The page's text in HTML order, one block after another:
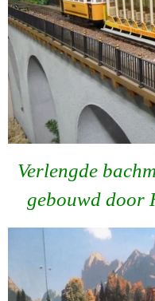
Verlengde
gebouwd door